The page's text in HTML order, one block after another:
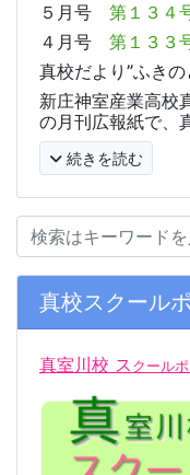
５月号 第１３４
４月号 第１３３
真校だより”ふきの
新庄神室産業高校
の月刊広報紙で、
続きを読む
真校スクール
真室川校 ス クール